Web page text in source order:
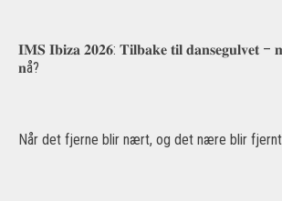
𝐈𝐌𝐒 𝐈𝐛𝐢𝐳𝐚 𝟐𝟎𝟐𝟔: 𝐓𝐢𝐥𝐛𝐚𝐤𝐞 𝐭𝐢𝐥 𝐝𝐚𝐧𝐬𝐞𝐠𝐮𝐥𝐯𝐞𝐭
𝐧å?
Når det fjerne blir nært, og det nære blir